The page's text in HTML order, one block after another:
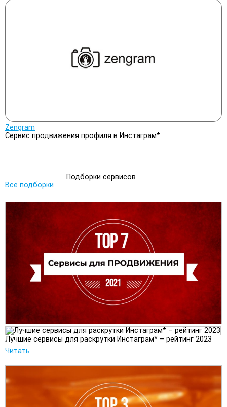
Zengram
Сервис продвижения профиля в Инстаграм*
Подборки сервисов
Все подборки
Лучшие сервисы для раскрутки Инстаграм* – рейтинг 2023
Читать